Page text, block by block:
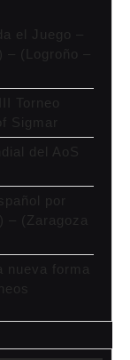
el Juego –
– (Logroño –
Torneo
Sigmar
del AoS
por
– (Zaragoza
nueva forma